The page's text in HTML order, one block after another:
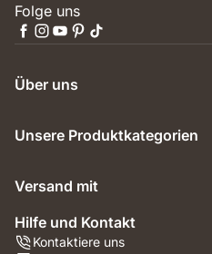
Folge uns
Über uns
Unsere Produktkategorien
Versand mit
Hilfe und Kontakt
Kontaktiere uns